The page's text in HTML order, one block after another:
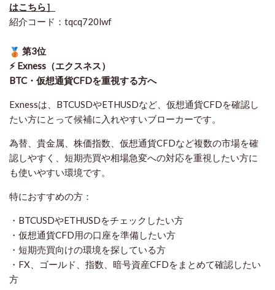
はこちら］
紹介コード：tqcq720lwf
第3位
⚡ Exness（エクスネス）
BTC・仮想通貨CFDを重視する方へ
Exnessは、BTCUSDやETHUSDなど、仮想通貨CFDを確認し
たい方にとって候補に入れやすいブローカーです。
為替、貴金属、株価指数、仮想通貨CFDなど複数の市場を確
認しやすく、短期売買や相場急変への対応を重視したい方に
も使いやすい環境です。
特におすすめの方：
・BTCUSDやETHUSDをチェックしたい方
・仮想通貨CFD用の口座を準備したい方
・短期売買向けの環境を探している方
・FX、ゴールド、指数、暗号資産CFDをまとめて確認したい
方